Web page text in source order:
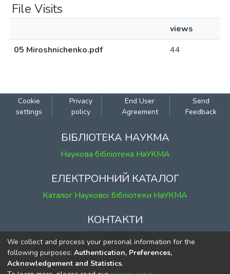
File Visits
views
05 Miroshnichenko.pdf
44
Cookie
settings
Privacy
policy
End User
Agreement
Send
Feedback
БІБЛІОТЕКА НАУКМА
Наукова бібліотека НаУКМА
ЕЛЕКТРОННИЙ КАТАЛОГ
Каталог Наукової бібліотеки НаУКМА
КОНТАКТИ
м. Київ, вул. Григорія Сковороди, 2
к. 1, к. 120
тел. (044) 463-69-31
We collect and process your personal information for the
following purposes: Authentication, Preferences,
Acknowledgement and Statistics.